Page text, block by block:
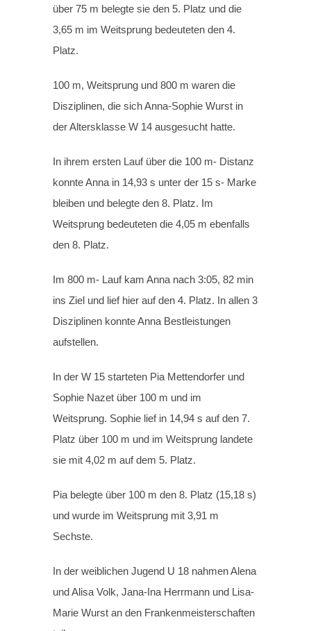
über 75 m belegte sie den 5. Platz und die
3,65 m im Weitsprung bedeuteten den 4.
Platz.
100 m, Weitsprung und 800 m waren die
Disziplinen, die sich Anna-Sophie Wurst in
der Altersklasse W 14 ausgesucht hatte.
In ihrem ersten Lauf über die 100 m- Distanz
konnte Anna in 14,93 s unter der 15 s- Marke
bleiben und belegte den 8. Platz. Im
Weitsprung bedeuteten die 4,05 m ebenfalls
den 8. Platz.
Im 800 m- Lauf kam Anna nach 3:05, 82 min
ins Ziel und lief hier auf den 4. Platz. In allen 3
Disziplinen konnte Anna Bestleistungen
aufstellen.
In der W 15 starteten Pia Mettendorfer und
Sophie Nazet über 100 m und im
Weitsprung. Sophie lief in 14,94 s auf den 7.
Platz über 100 m und im Weitsprung landete
sie mit 4,02 m auf dem 5. Platz.
Pia belegte über 100 m den 8. Platz (15,18 s)
und wurde im Weitsprung mit 3,91 m
Sechste.
In der weiblichen Jugend U 18 nahmen Alena
und Alisa Volk, Jana-Ina Herrmann und Lisa-
Marie Wurst an den Frankenmeisterschaften